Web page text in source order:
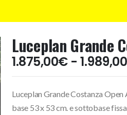
Luceplan Grande
1.875,00€ - 1.989,00
Luceplan Grande Costanza
base 53 x 53 cm. e sottobase